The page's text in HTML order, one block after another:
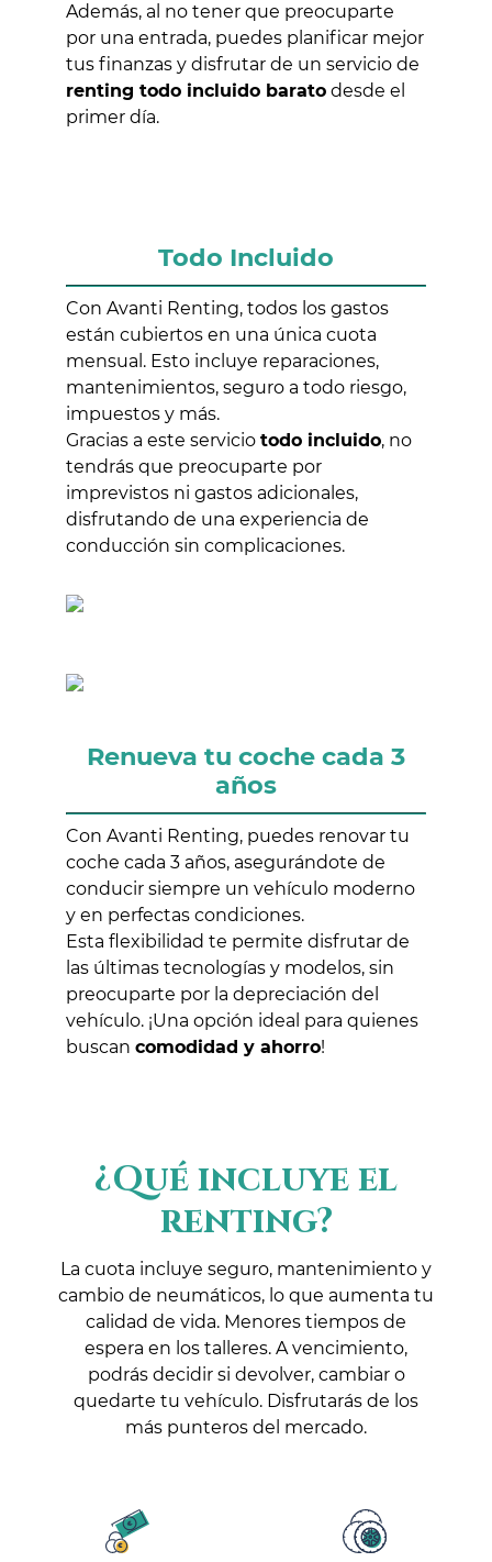
Además, al no tener que preocuparte
por una entrada, puedes planificar mejor
tus finanzas y disfrutar de un servicio de
renting todo incluido barato desde el
primer día.
Todo Incluido
Con Avanti Renting, todos los gastos
están cubiertos en una única cuota
mensual. Esto incluye reparaciones,
mantenimientos, seguro a todo riesgo,
impuestos y más.
Gracias a este servicio todo incluido, no
tendrás que preocuparte por
imprevistos ni gastos adicionales,
disfrutando de una experiencia de
conducción sin complicaciones.
Renueva tu coche cada 3
años
Con Avanti Renting, puedes renovar tu
coche cada 3 años, asegurándote de
conducir siempre un vehículo moderno
y en perfectas condiciones.
Esta flexibilidad te permite disfrutar de
las últimas tecnologías y modelos, sin
preocuparte por la depreciación del
vehículo. ¡Una opción ideal para quienes
buscan comodidad y ahorro!
¿Qué incluye el
renting?
La cuota incluye seguro, mantenimiento y
cambio de neumáticos, lo que aumenta tu
calidad de vida. Menores tiempos de
espera en los talleres. A vencimiento,
podrás decidir si devolver, cambiar o
quedarte tu vehículo. Disfrutarás de los
más punteros del mercado.